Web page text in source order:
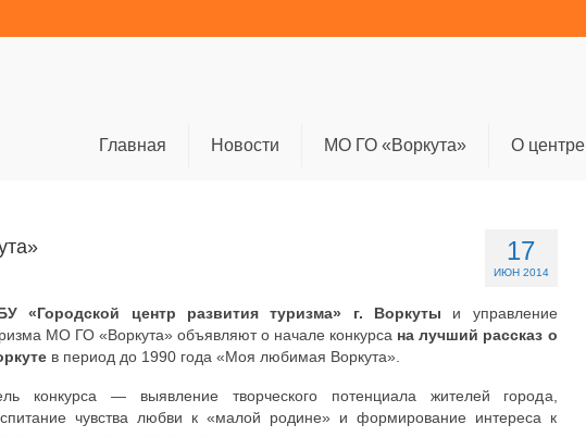
Главная Новости МО ГО «Воркута» О центре
17
ИЮН 2014
«Городской центр развития туризма» г. Воркуты и управление
МО ГО «Воркута» объявляют о начале конкурса на лучший рассказ о
в период до 1990 года «Моя любимая Воркута».
конкурса — выявление творческого потенциала жителей города,
чувства любви к «малой родине» и формирование интереса к